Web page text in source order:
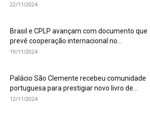
22/11/2024
Brasil e CPLP avançam com documento que
prevê cooperação internacional no...
19/11/2024
Palácio São Clemente recebeu comunidade
portuguesa para prestigiar novo livro de...
12/11/2024